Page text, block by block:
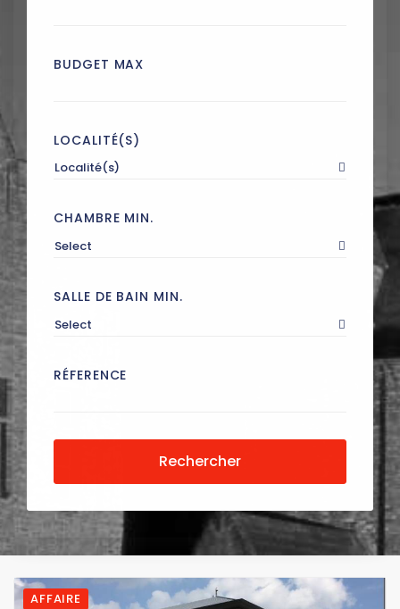
BUDGET MAX
LOCALITÉ(S)
Localité(s)
CHAMBRE MIN.
Select
SALLE DE BAIN MIN.
Select
RÉFERENCE
Rechercher
AFFAIRE